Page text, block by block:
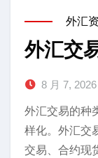
外汇
外汇交
8 月 7, 2026
外汇交易的种
样化。外汇交
交易、合约现